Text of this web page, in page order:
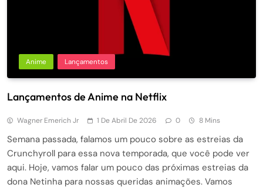
Anime Lançamentos
Lançamentos de Anime na Netflix
Wagner Emerich Jr 1 De Abril De 2026 0 8 Mins
Semana passada, falamos um pouco sobre as estreias da
Crunchyroll para essa nova temporada, que você pode ver
aqui. Hoje, vamos falar um pouco das próximas estreias da
dona Netinha para nossas queridas animações. Vamos